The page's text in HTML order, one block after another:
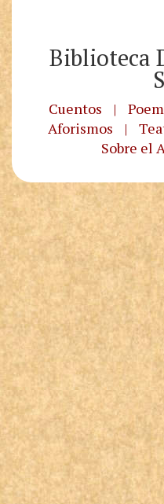
Biblioteca
Cuentos |
Aforismos
|
Sobre el